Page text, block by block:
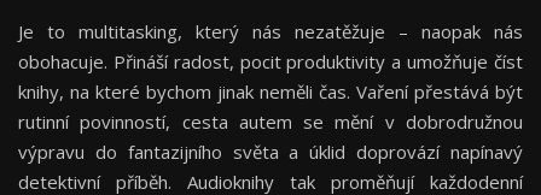
Je to multitasking, který nás nezatěžuje – naopak nás
obohacuje. Přináší radost, pocit produktivity a umožňuje číst
knihy, na které bychom jinak neměli čas. Vaření přestává být
rutinní povinností, cesta autem se mění v dobrodružnou
výpravu do fantazijního světa a úklid doprovází napínavý
detektivní příběh. Audioknihy tak proměňují každodenní